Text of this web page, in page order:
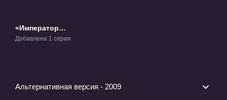
«Император
джунглей (1997)»
Добавлена 1 серия
Альтернативная версия - 2009